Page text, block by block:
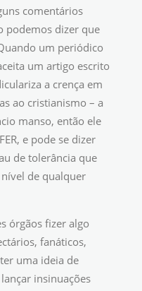
comentários
podemos dizer que
um periódico
um artigo escrito
a crença em
ao cristianismo – a
manso, então ele
e pode se dizer
de tolerância que
de qualquer
órgãos fizer algo
fanáticos,
uma ideia de
insinuações